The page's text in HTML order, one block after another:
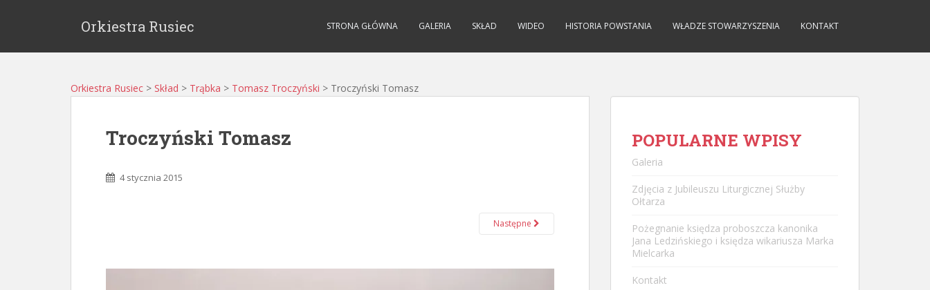
Orkiestra Rusiec STRONA GŁÓWNA GALERIA SKŁAD WIDEO HISTORIA POWSTANIA WŁADZE STOWARZYSZENIA KONTAKT
Orkiestra Rusiec > Skład > Trąbka > Tomasz Troczyński > Troczyński Tomasz
Troczyński Tomasz
4 stycznia 2015
Następne
POPULARNE WPISY
Galeria
Zdjęcia z Jubileuszu Liturgicznej Służby
Ołtarza
Pożegnanie księdza proboszcza kanonika
Jana Ledzińskiego i księdza wikariusza Marka
Mielcarka
Kontakt